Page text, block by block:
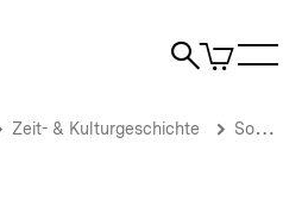
Suche
Artikel
im
Zeit- & Kulturgeschichte Sound des Jahrhunderts